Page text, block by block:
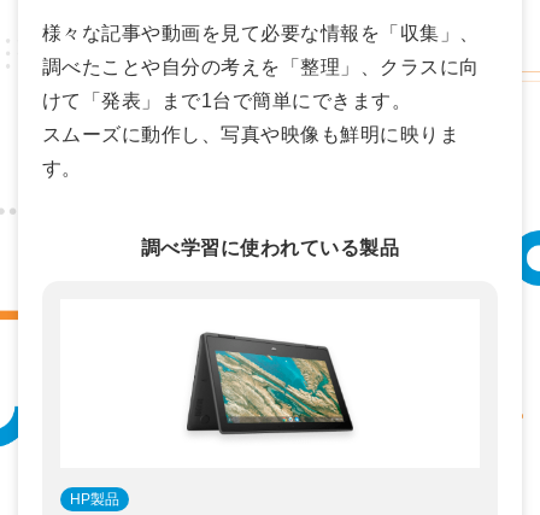
様々な記事や動画を見て必要な情報を「収集」、
調べたことや自分の考えを「整理」、クラスに向
けて「発表」まで1台で簡単にできます。
スムーズに動作し、写真や映像も鮮明に映りま
す。
調べ学習に使われている製品
HP製品